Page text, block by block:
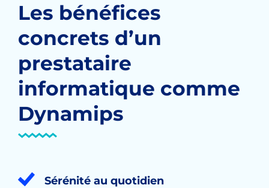
Les bénéfices
concrets d’un
prestataire
informatique comme
Dynamips
Sérénité au quotidien